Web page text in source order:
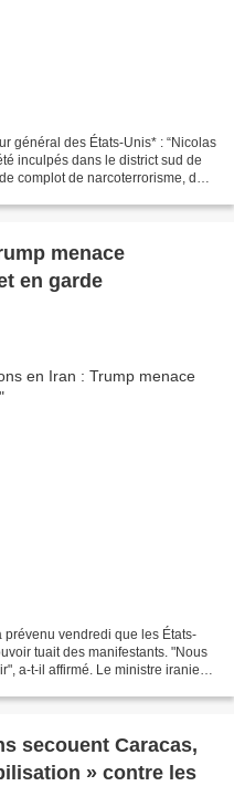
général des États-Unis* : “Nicolas
inculpés dans le district sud de
complot de narcoterrorisme, de
menace
en garde
vendredi que les États-
tuait des manifestants. "Nous
a-t-il affirmé. Le ministre iranien
secouent Caracas,
» contre les